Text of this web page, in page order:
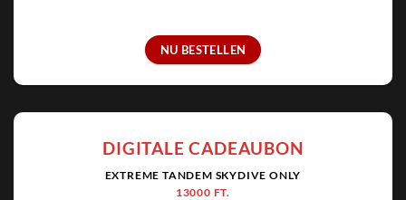
NU BESTELLEN
DIGITALE CADEAUBON
EXTREME TANDEM SKYDIVE ONLY
13000 FT.